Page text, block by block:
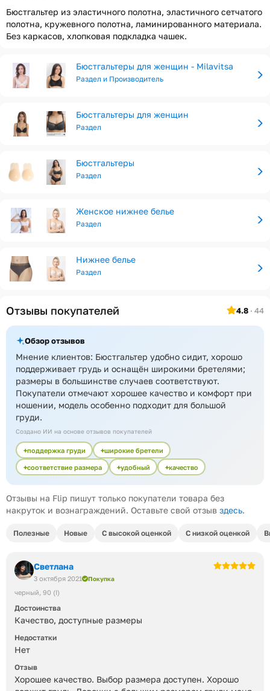
Бюстгальтер из эластичного полотна, эластичного сетчатого
полотна, кружевного полотна, ламинированного материала.
Без каркасов, хлопковая подкладка чашек.
Бюстгальтеры для женщин - Milavitsa
Раздел и Производитель
Бюстгальтеры для женщин
Раздел
Бюстгальтеры
Раздел
Женское нижнее белье
Раздел
Нижнее белье
Раздел
Отзывы покупателей 4.8 · 44
Обзор отзывов
Мнение клиентов: Бюстгальтер удобно сидит, хорошо
поддерживает грудь и оснащён широкими бретелями;
размеры в большинстве случаев соответствуют.
Покупатели отмечают хорошее качество и комфорт при
ношении, модель особенно подходит для большой
груди.
Создано ИИ на основе отзывов покупателей
поддержка груди широкие бретели
соответствие размера удобный качество
Отзывы на Flip пишут только покупатели товара без
накруток и вознаграждений. Оставьте свой отзыв здесь.
Полезные Новые С высокой оценкой С низкой оценкой
Светлана
3 октября 2021 Покупка
черный 90 (I)
Достоинства
Качество, доступные размеры
Недостатки
Нет
Отзыв
Хорошее качество. Выбор размера доступен. Хорошо